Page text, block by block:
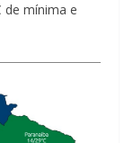
de mínima e